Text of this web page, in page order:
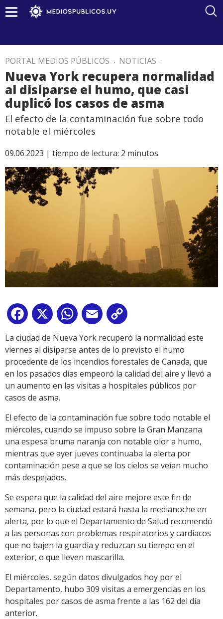
PORTAL MEDIOS PÚBLICOS . NOTICIAS .
Nueva York recupera normalidad
al disiparse el humo, que casi
duplicó los casos de asma
El efecto de la contaminación fue sobre todo
notable el miércoles
09.06.2023 | tiempo de lectura: 2 minutos
Facebook
X WhatsApp
Email
Link
La ciudad de Nueva York recuperó la normalidad este
viernes al disiparse antes de lo previsto el humo
procedente de los incendios forestales de Canada, que
en los pasados días empeoró la calidad del aire y llevó a
un aumento en las visitas a hospitales públicos por
casos de asma.
El efecto de la contaminación fue sobre todo notable el
miércoles, cuando se impuso sobre la Gran Manzana
una espesa bruma naranja con notable olor a humo,
mientras que ayer jueves continuaba la alerta por
contaminación pese a que se los cielos se veían mucho
más despejados.
Se espera que la calidad del aire mejore este fin de
semana, pero la ciudad estará hasta la medianoche en
alerta, por lo que el Departamento de Salud recomendó
a las personas con problemas respiratorios y cardíacos
que no bajen la guardia y reduzcan su tiempo en el
exterior, o que lleven mascarilla.
El miércoles, según datos divulgados hoy por el
Departamento, hubo 309 visitas a emergencias en los
hospitales por casos de asma frente a las 162 del día
anterior.